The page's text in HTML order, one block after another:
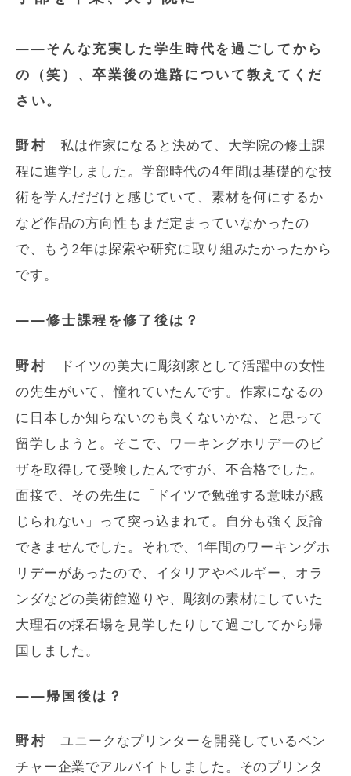
――そんな充実した学生時代を過ごしてから
の（笑）、卒業後の進路について教えてくだ
さい。
野村 私は作家になると決めて、大学院の修士課
程に進学しました。学部時代の4年間は基礎的な技
術を学んだだけと感じていて、素材を何にするか
など作品の方向性もまだ定まっていなかったの
で、もう2年は探索や研究に取り組みたかったから
です。
――修士課程を修了後は？
野村 ドイツの美大に彫刻家として活躍中の女性
の先生がいて、憧れていたんです。作家になるの
に日本しか知らないのも良くないかな、と思って
留学しようと。そこで、ワーキングホリデーのビ
ザを取得して受験したんですが、不合格でした。
面接で、その先生に「ドイツで勉強する意味が感
じられない」って突っ込まれて。自分も強く反論
できませんでした。それで、1年間のワーキングホ
リデーがあったので、イタリアやベルギー、オラ
ンダなどの美術館巡りや、彫刻の素材にしていた
大理石の採石場を見学したりして過ごしてから帰
国しました。
――帰国後は？
野村 ユニークなプリンターを開発しているベン
チャー企業でアルバイトしました。そのプリンタ